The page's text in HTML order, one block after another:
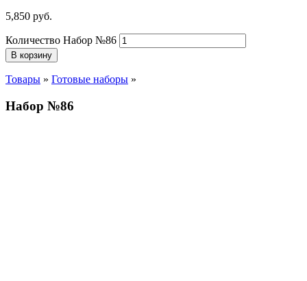
5,850 руб.
Количество Набор №86
В корзину
Товары » Готовые наборы »
Набор №86